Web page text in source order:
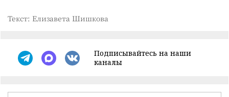
Текст: Елизавета Шишкова
Подписывайтесь на наши
каналы